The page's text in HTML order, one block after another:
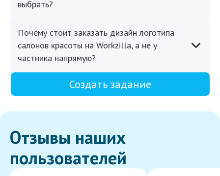
выбрать?
Почему стоит заказать дизайн логотипа
салонов красоты на Workzilla, а не у
частника напрямую?
Создать задание
Отзывы наших
пользователей